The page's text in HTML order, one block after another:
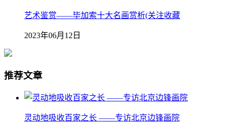
艺术鉴赏——毕加索十大名画赏析(关注收藏
2023年06月12日
推荐文章
灵动地吸收百家之长 ——专访北京边锋画院